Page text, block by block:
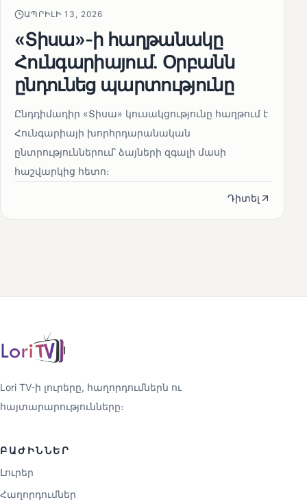
ԱՊՐԻԼԻ 13, 2026
«Տիսա»-ի հաղթանակը
Հունգարիայում․ Օրբանն
ընդունեց պարտությունը
Ընդդիմադիր «Տիսա» կուսակցությունը հաղթում է
Հունգարիայի խորհրդարանական
ընտրություններում՝ ձայների զգալի մասի
հաշվարկից հետո։
Դիտել
Lori TV-ի լուրերը, հաղորդումներն ու
հայտարարությունները։
ԲԱԺԻՆՆԵՐ
Լուրեր
Հաղորդումներ